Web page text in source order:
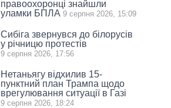
правоохоронці знайшли
уламки БПЛА 9 серпня 2026, 15:09
Сибіга звернувся до білорусів
у річницю протестів
9 серпня 2026, 17:56
Нетаньягу відхилив 15-
пунктний план Трампа щодо
врегулювання ситуації в Газі
9 серпня 2026, 18:24